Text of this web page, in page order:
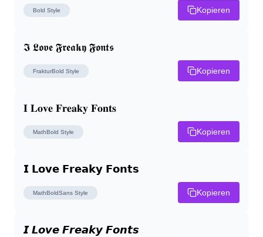
Bold Style Kopieren
𝕴 𝕷𝖔𝖛𝖊 𝕱𝖗𝖊𝖆𝖐𝖞 𝕱𝖔𝖓𝖙𝖘
FrakturBold Style Kopieren
𝐈 𝐋𝐨𝐯𝐞 𝐅𝐫𝐞𝐚𝐤𝐲 𝐅𝐨𝐧𝐭𝐬
MathBold Style Kopieren
𝗜 𝗟𝗼𝘃𝗲 𝗙𝗿𝗲𝗮𝗸𝘆 𝗙𝗼𝗻𝘁𝘀
MathBoldSans Style Kopieren
𝙄 𝙇𝙤𝙫𝙚 𝙁𝙧𝙚𝙖𝙠𝙮 𝙁𝙤𝙣𝙩𝙨